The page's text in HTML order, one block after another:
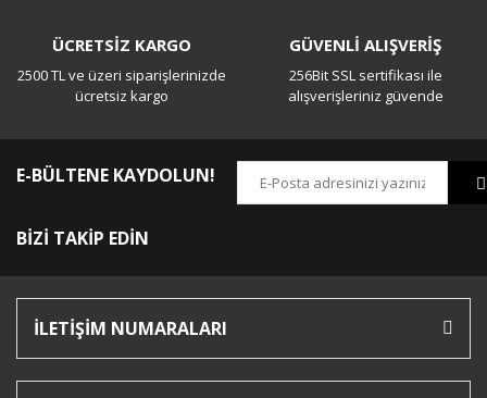
ÜCRETSİZ KARGO
2500 TL ve üzeri siparişlerinizde
ücretsiz kargo
GÜVENLİ ALIŞVERİŞ
256Bit SSL sertifikası ile
alışverişleriniz güvende
E-BÜLTENE KAYDOLUN!
BİZİ TAKİP EDİN
İLETİŞİM NUMARALARI